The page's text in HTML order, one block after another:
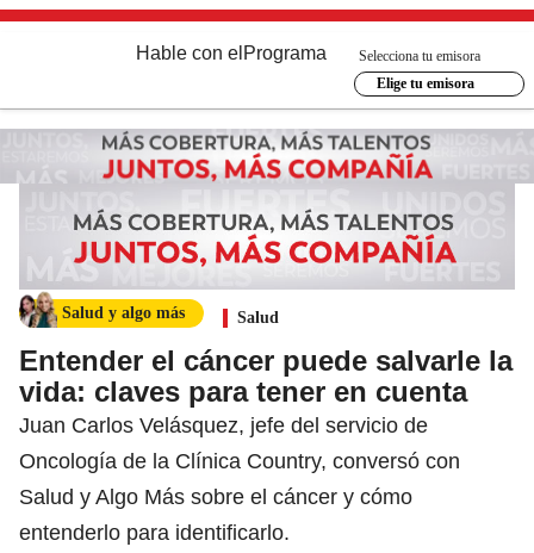
Hable con el Programa
Selecciona tu emisora
Elige tu emisora
Salud y algo más Salud
Entender el cáncer puede salvarle la
vida: claves para tener en cuenta
Juan Carlos Velásquez, jefe del servicio de
Oncología de la Clínica Country, conversó con
Salud y Algo Más sobre el cáncer y cómo
entenderlo para identificarlo.